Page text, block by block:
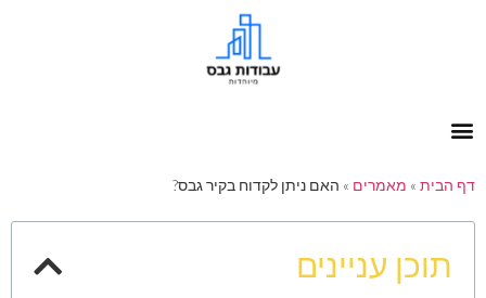
דף הבית » מאמרים » האם ניתן לקדוח בקיר גבס?
תוכן עניינים